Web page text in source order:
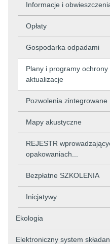
Informacje i
Opłaty
Gospodarka odpadami
Plany i programy
aktualizacje
Pozwolenia zintegrowane
Mapy akustyczne
REJESTR
opakowaniach...
Bezpłatne SZKOLENIA
Inicjatywy
Ekologia
Elektroniczny system